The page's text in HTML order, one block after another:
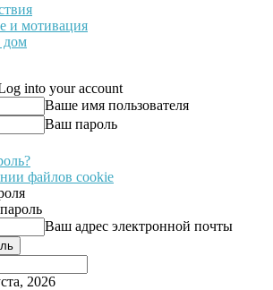
и мотивация
дом
into your account
Ваше имя пользователя
Ваш пароль
файлов cookie
Ваш адрес электронной почты
2026